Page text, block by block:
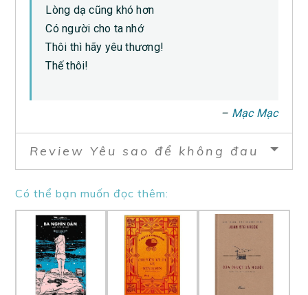
Lòng dạ cũng khó hơn
Có người cho ta nhớ
Thôi thì hãy yêu thương!
Thế thôi!
– Mạc Mạc
Review Yêu sao để không đau
Có thể bạn muốn đọc thêm: